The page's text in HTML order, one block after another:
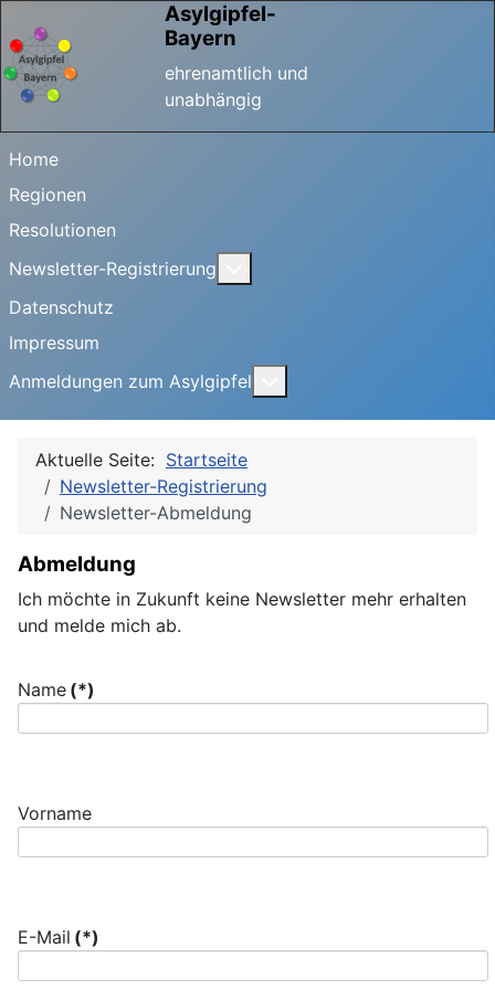
Asylgipfel-
Bayern
ehrenamtlich und
unabhängig
Home
Regionen
Resolutionen
Newsletter-Registrierung
Datenschutz
Impressum
Anmeldungen zum Asylgipfel
Aktuelle Seite: Startseite
Newsletter-Registrierung
Newsletter-Abmeldung
Abmeldung
Ich möchte in Zukunft keine Newsletter mehr erhalten
und melde mich ab.
Name (*)
Vorname
E-Mail (*)